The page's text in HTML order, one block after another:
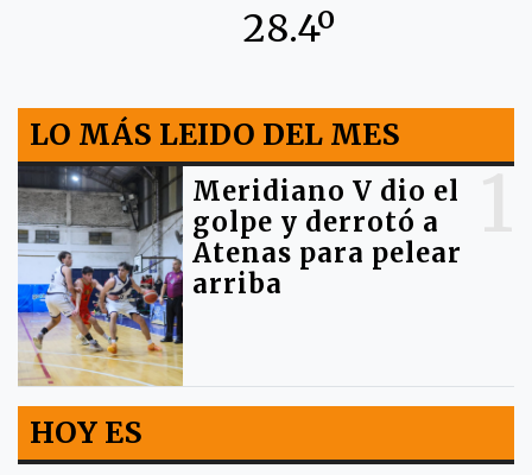
28.4º
LO MÁS LEIDO DEL MES
Meridiano V dio el
golpe y derrotó a
Atenas para pelear
arriba
HOY ES